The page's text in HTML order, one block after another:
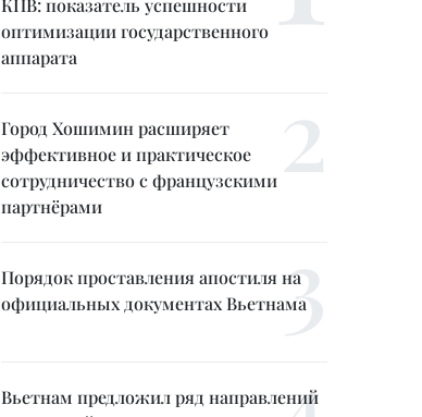
КПВ: показатель успешности
оптимизации государственного
аппарата
Город Хошимин расширяет
эффективное и практическое
сотрудничество с французскими
партнёрами
Порядок проставления апостиля на
официальных документах Вьетнама
Вьетнам предложил ряд направлений